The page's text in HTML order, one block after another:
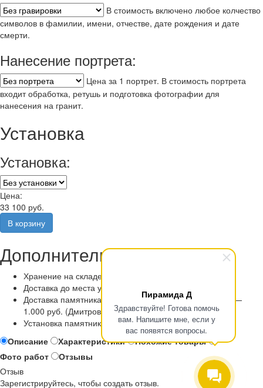
Пирамида Д
Здравствуйте! Готова помочь
вам. Напишите мне, если у
вас появятся вопросы.
В стоимость включено любое колчество
символов в фамилии, имени, отчестве, дате рождения и дате
смерти.
Нанесение портрета:
Цена за 1 портрет. В стоимость портрета
входит обработка, ретушь и подготовка фотографии для
нанесения на гранит.
Установка
Установка:
Цена:
33 100 руб.
Дополнительные услуги
Хранение на складе
Доставка до места установки
Доставка памятника по Москве и Московской области —
1.000 руб. (Дмитровский район бесплатно)
Установка памятника
Описание
Характеристики
Похожие товары
Фото работ
Отзывы
Отзыв
Зарегистрируйтесь, чтобы создать отзыв.